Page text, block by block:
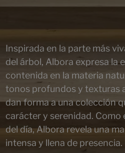
Inspirada en la parte más
del árbol, Albora expresa la
contenida en la materia
tonos profundos y texturas
dan forma a una colección
carácter y serenidad. Como
del día, Albora revela una
intensa y llena de presencia.